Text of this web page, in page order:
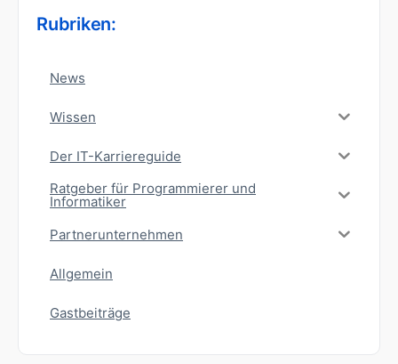
Rubriken:
News
Wissen
Der IT-Karriereguide
Ratgeber für Programmierer und
Informatiker
Partnerunternehmen
Allgemein
Gastbeiträge